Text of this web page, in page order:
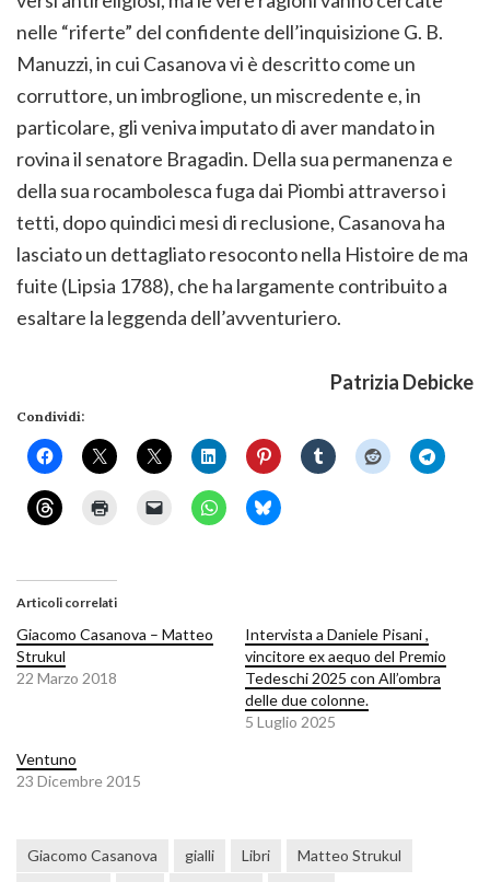
nelle “riferte” del confidente dell’inquisizione G. B.
Manuzzi, in cui Casanova vi è descritto come un
corruttore, un imbroglione, un miscredente e, in
particolare, gli veniva imputato di aver mandato in
rovina il senatore Bragadin. Della sua permanenza e
della sua rocambolesca fuga dai Piombi attraverso i
tetti, dopo quindici mesi di reclusione, Casanova ha
lasciato un dettagliato resoconto nella Histoire de ma
fuite (Lipsia 1788), che ha largamente contribuito a
esaltare la leggenda dell’avventuriero.
Patrizia Debicke
Condividi:
Articoli correlati
Giacomo Casanova – Matteo
Strukul
22 Marzo 2018
Intervista a Daniele Pisani ,
vincitore ex aequo del Premio
Tedeschi 2025 con All’ombra
delle due colonne.
5 Luglio 2025
Ventuno
23 Dicembre 2015
Giacomo Casanova gialli Libri
Matteo Strukul